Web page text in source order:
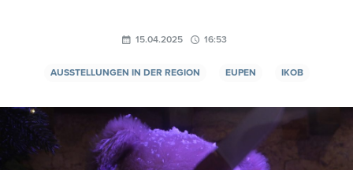
15.04.2025 16:53
AUSSTELLUNGEN IN DER REGION EUPEN IKOB